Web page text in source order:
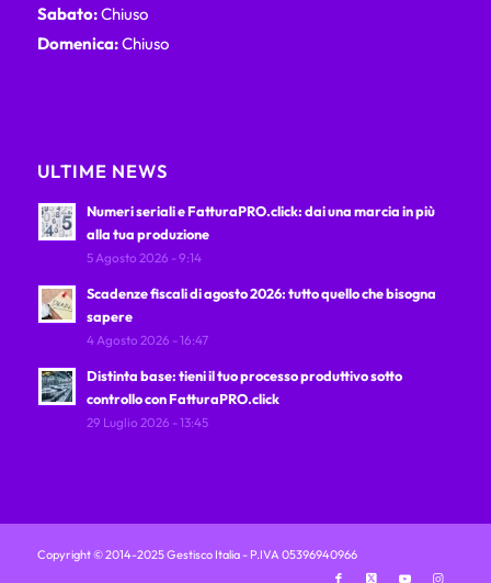
Sabato:Chiuso
Domenica:Chiuso
ULTIME NEWS
Numeri seriali e FatturaPRO.click: dai una marcia in più
alla tua produzione
5 Agosto 2026 - 9:14
Scadenze fiscali di agosto 2026: tutto quello che bisogna
sapere
4 Agosto 2026 - 16:47
Distinta base: tieni il tuo processo produttivo sotto
controllo con FatturaPRO.click
29 Luglio 2026 - 13:45
Copyright © 2014-2025 Gestisco Italia - P.IVA 05396940966